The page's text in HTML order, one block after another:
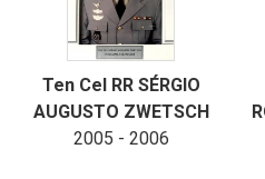
Ten Cel RR SÉRGIO
AUGUSTO ZWETSCH
2005 - 2006